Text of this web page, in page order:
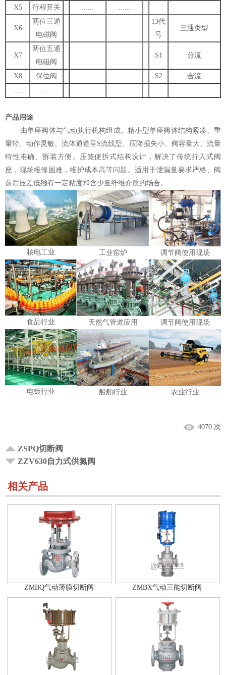
X5
行程开关
X6
两位三通
电磁阀
13代
号
三通类型
X7
两位五通
电磁阀
S1 分流
X8 保位阀 S2
合流
产品用途
由单座阀体与气动执行机构组成。精小型单座阀体结构紧凑、重
量轻、动作灵敏、流体通道呈S流线型、压降损失小、阀容量大、流量
特性准确、拆装方便。压笼便拆式结构设计，解决了传统拧入式阀
座，现场维修困难，维护成本高等问题。适用于泄漏量要求严格、阀
前后压差低殛有一定粘度和含少量纤维介质的场合。
核电工业 工业窑炉 调节阀使用现场
食品行业 天然气管道应用 调节阀使用现场
电镀行业 船舶行业 农业行业
4070 次
ZSPQ切断阀
ZZV630自力式供氮阀
相关产品
ZMBQ气动薄膜切断阀 ZMBX气动三能切断阀